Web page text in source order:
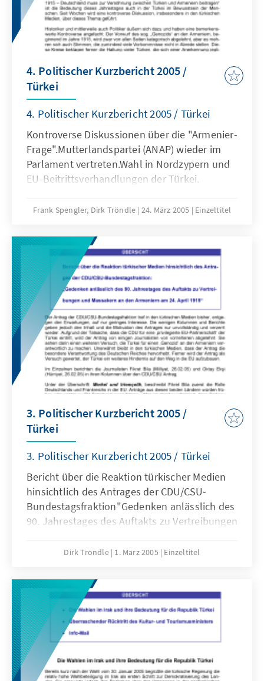
4. Politischer Kurzbericht 2005 /
Türkei
4. Politischer Kurzbericht 2005 / Türkei
Kontroverse Diskussionen über die "Armenier-
Frage".Mutterlandspartei (ANAP) wieder im
Parlament vertreten.Wahl in Nordzypern und
EU-Beitrittsverhandlungen der Türkei.
Frank Spengler, Dirk Tröndle 24. März 2005 Einzeltitel
3. Politischer Kurzbericht 2005 /
Türkei
3. Politischer Kurzbericht 2005 / Türkei
Bericht über die Reaktion türkischer Medien
hinsichtlich des Antrages der CDU/CSU-
Bundestagsfraktion"Gedenken anlässlich des
90. Jahrestages des Auftakts zu Vertreibungen
Dirk Tröndle 1. März 2005 Einzeltitel